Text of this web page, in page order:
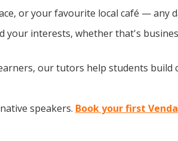
or your favourite local café — any
your interests, whether that's
our tutors help students build
speakers. Book your first